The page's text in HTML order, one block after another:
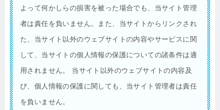
よって何かしらの損害を被った場合でも、当サイト管理
者は責任を負いません。また、当サイトからリンクされ
た、当サイト以外のウェブサイトの内容やサービスに関
して、当サイトの個人情報の保護についての諸条件は適
用されません。 当サイト以外のウェブサイトの内容及
び、個人情報の保護に関しても、当サイト管理者は責任
を負いません。